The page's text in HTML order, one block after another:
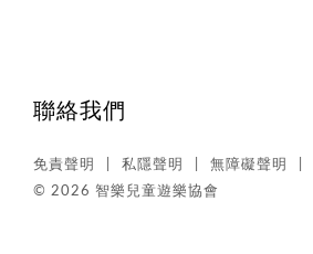
聯絡我們
免責聲明 私隱聲明 無障礙聲明
© 2026 智樂兒童遊樂協會